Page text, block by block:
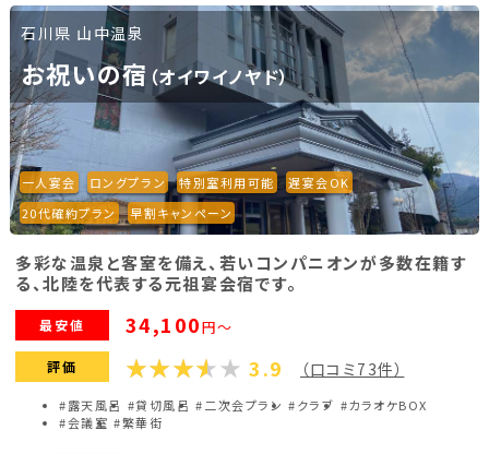
石川県 山中温泉
お祝いの宿 （オイワイノヤド）
一人宴会 ロングプラン 特別室利用可能
遅宴会OK
20代確約プラン
早割キャンペーン
多彩な温泉と客室を備え、若いコンパニオンが多数在籍す
る、北陸を代表する元祖宴会宿です。
最安値 34,100円～
評価 3.9 （口コミ73件）
#露天風呂 #貸切風呂 #二次会プラン #クラブ #カラオケBOX
#会議室 #繁華街